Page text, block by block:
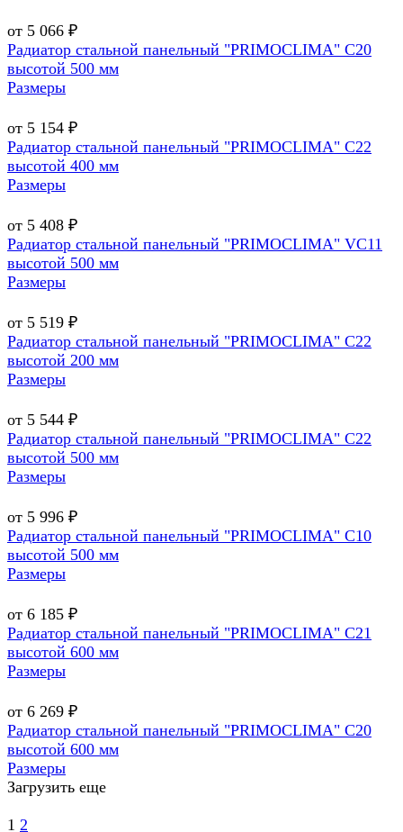
от 5 066 ₽
Радиатор стальной панельный "PRIMOCLIMA" C20
высотой 500 мм
Размеры
от 5 154 ₽
Радиатор стальной панельный "PRIMOCLIMA" C22
высотой 400 мм
Размеры
от 5 408 ₽
Радиатор стальной панельный "PRIMOCLIMA" VC11
высотой 500 мм
Размеры
от 5 519 ₽
Радиатор стальной панельный "PRIMOCLIMA" C22
высотой 200 мм
Размеры
от 5 544 ₽
Радиатор стальной панельный "PRIMOCLIMA" C22
высотой 500 мм
Размеры
от 5 996 ₽
Радиатор стальной панельный "PRIMOCLIMA" C10
высотой 500 мм
Размеры
от 6 185 ₽
Радиатор стальной панельный "PRIMOCLIMA" C21
высотой 600 мм
Размеры
от 6 269 ₽
Радиатор стальной панельный "PRIMOCLIMA" C20
высотой 600 мм
Размеры
Загрузить еще
1 2